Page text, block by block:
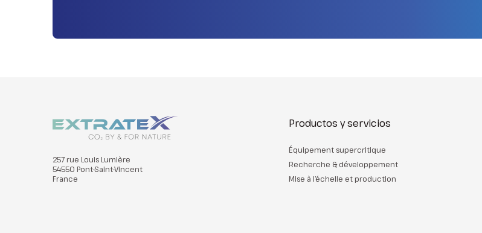
257 rue Louis Lumière
54550 Pont-Saint-Vincent
France
Productos y servicios
Équipement supercritique
Recherche & développement
Mise à l’échelle et production